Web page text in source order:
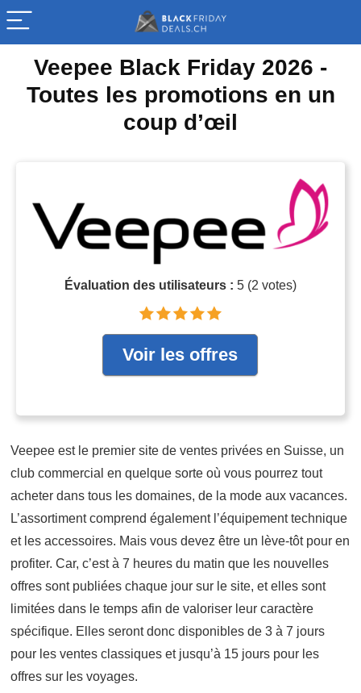
Veepee Black Friday 2026 -
Toutes les promotions en un
coup d’œil
Évaluation des utilisateurs : 5 (2 votes)
Voir les offres
Veepee est le premier site de ventes privées en Suisse, un
club commercial en quelque sorte où vous pourrez tout
acheter dans tous les domaines, de la mode aux vacances.
L’assortiment comprend également l’équipement technique
et les accessoires. Mais vous devez être un lève-tôt pour en
profiter. Car, c’est à 7 heures du matin que les nouvelles
offres sont publiées chaque jour sur le site, et elles sont
limitées dans le temps afin de valoriser leur caractère
spécifique. Elles seront donc disponibles de 3 à 7 jours
pour les ventes classiques et jusqu’à 15 jours pour les
offres sur les voyages.